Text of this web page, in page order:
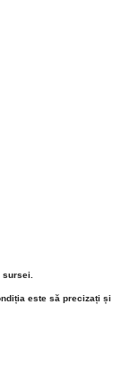
sursei.
este să precizați și